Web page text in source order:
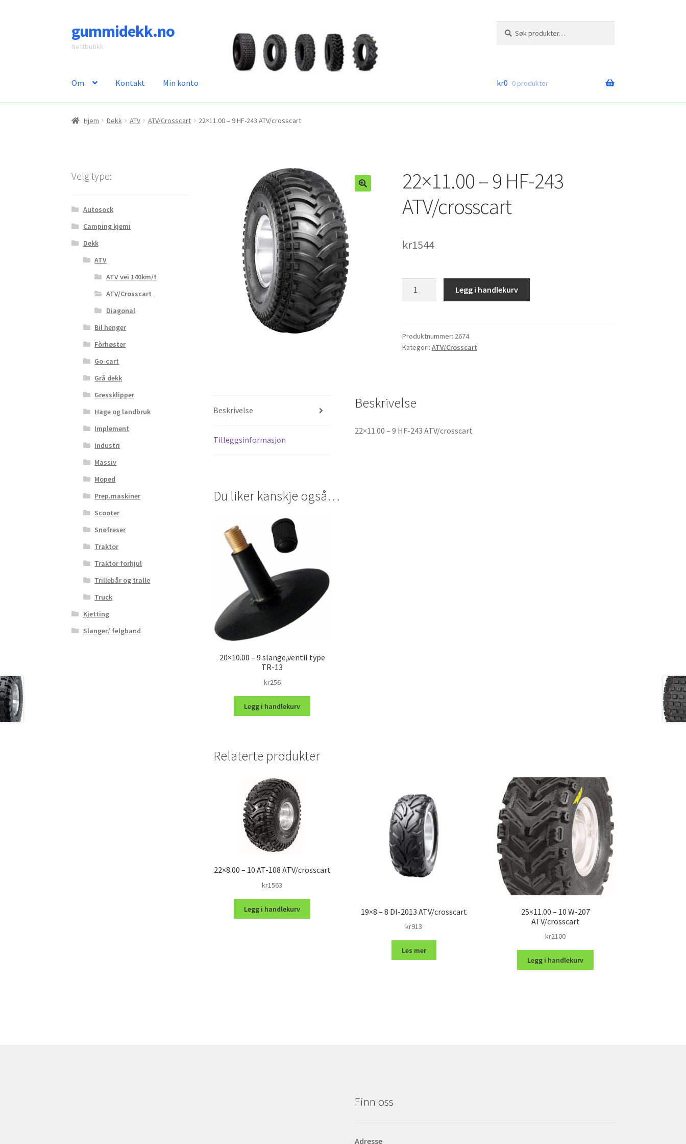
Hopp
til
navigasjon
Hopp
til
innhold
gummidekk.no
Nettbutikk
etter:
Om Kontakt Min konto kr0 0 produkter
Hjem Dekk ATV ATV/Crosscart 22×11.00 – 9 HF-243 ATV/crosscart
22×11.00 – 9 HF-243
ATV/crosscart
kr1544
243
ATV/crosscart
Legg i handlekurv
Produktnummer: 2674
Kategori: ATV/Crosscart
Beskrivelse
Tilleggsinformasjon
Beskrivelse
22×11.00 – 9 HF-243 ATV/crosscart
Du liker kanskje også…
20×10.00 – 9 slange,ventil type
TR-13
kr256
Legg i handlekurv
Relaterte produkter
22×8.00 – 10 AT-108 ATV/crosscart
kr1563
Legg i handlekurv 19×8 – 8 DI-2013 ATV/crosscart
kr913
Les mer
25×11.00 – 10 W-207
ATV/crosscart
kr2100
Legg i handlekurv
Velg type:
Autosock
Camping kjemi
Dekk
ATV
ATV vei 140km/t
ATV/Crosscart
Diagonal
Bil henger
Fòrhøster
Go-cart
Grå dekk
Gressklipper
Hage og landbruk
Implement
Industri
Massiv
Moped
Prep.maskiner
Scooter
Snøfreser
Traktor
Traktor forhjul
Trillebår og tralle
Truck
Kjetting
Slanger/ felgband
Finn oss
Adresse